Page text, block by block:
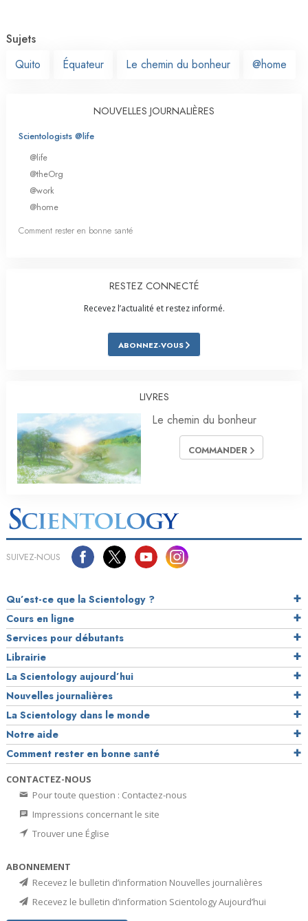
Sujets
Quito
Équateur Le chemin du bonheur @home
NOUVELLES JOURNALIÈRES
Scientologists @life
@life
@theOrg
@work
@home
Comment rester en bonne santé
RESTEZ CONNECTÉ
Recevez l’actualité et restez informé.
ABONNEZ-VOUS
LIVRES
Le chemin du bonheur
COMMANDER
SUIVEZ-NOUS
Qu’est-ce que la Scientology ?
Cours en ligne
Services pour débutants
Librairie
La Scientology aujourd’hui
Nouvelles journalières
La Scientology dans le monde
Notre aide
Comment rester en bonne santé
CONTACTEZ-NOUS
Pour toute question : Contactez-nous
Impressions concernant le site
Trouver une Église
ABONNEMENT
Recevez le bulletin d’information Nouvelles journalières
Recevez le bulletin d’information Scientology Aujourd’hui